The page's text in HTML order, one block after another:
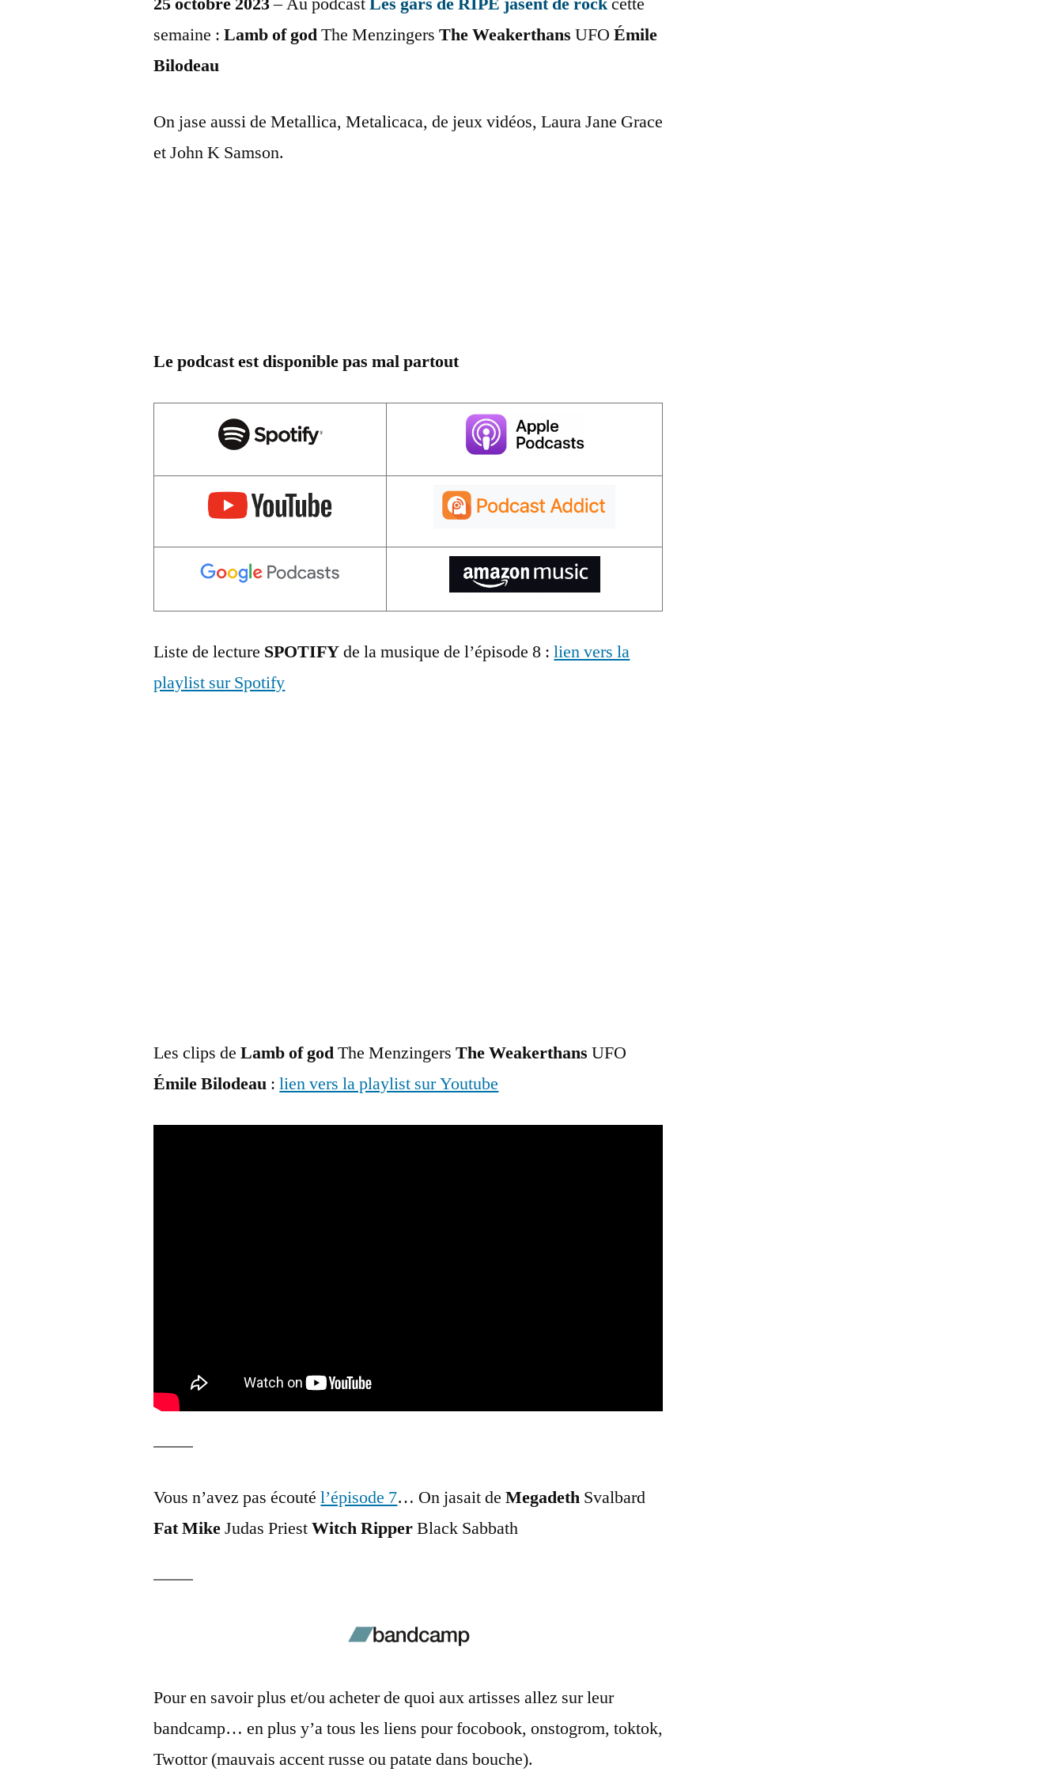
semaine :Lamb of godThe MenzingersThe Weakerthans UFOÉmile
Bilodeau
On jase aussi de Metallica, Metalicaca, de jeux vidéos, Laura Jane Grace
et John K Samson.
Le podcast est disponible pas mal partout
Liste de lecture SPOTIFYde la musique de l’épisode 8 :lien vers la
playlist sur Spotify
Les clips deLamb of godThe MenzingersThe Weakerthans UFO
Émile Bilodeau :lien vers la playlist sur Youtube
Vous n’avez pas écoutél’épisode 7… On jasait deMegadeth Svalbard
Fat MikeJudas PriestWitch RipperBlack Sabbath
Pour en savoir plus et/ou acheter de quoi aux artisses allez sur leur
bandcamp… en plus y’a tous les liens pour focobook, onstogrom, toktok,
Twottor (mauvais accent russe ou patate dans bouche).